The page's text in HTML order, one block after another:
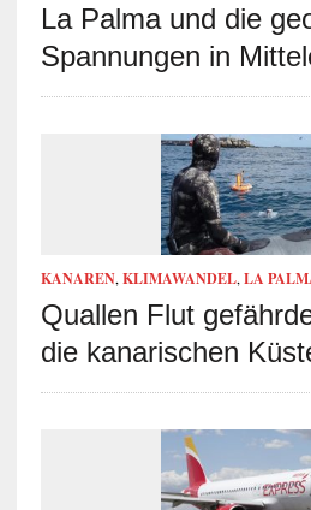
La Palma und die
Spannungen in
KANAREN, KLIMAWANDEL, LA
Quallen Flut
die kanarischen